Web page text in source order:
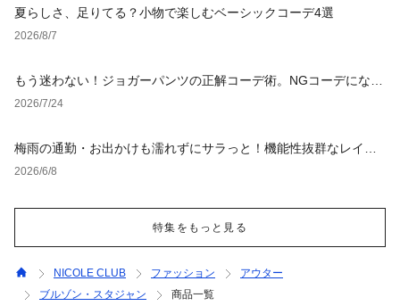
夏らしさ、足りてる？小物で楽しむベーシックコーデ4選
2026/8/7
もう迷わない！ジョガーパンツの正解コーデ術。NGコーデになら
ない選び方からおすすめスタイルまで徹底解説！
2026/7/24
梅雨の通勤・お出かけも濡れずにサラっと！機能性抜群なレイン
グッズ
2026/6/8
特集をもっと見る
NICOLE CLUB ファッション
アウター
ブルゾン・スタジャン
商品一覧